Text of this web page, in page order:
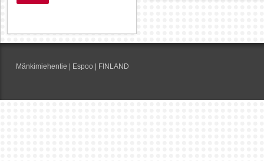
Mänkimiehentie | Espoo | FINLAND